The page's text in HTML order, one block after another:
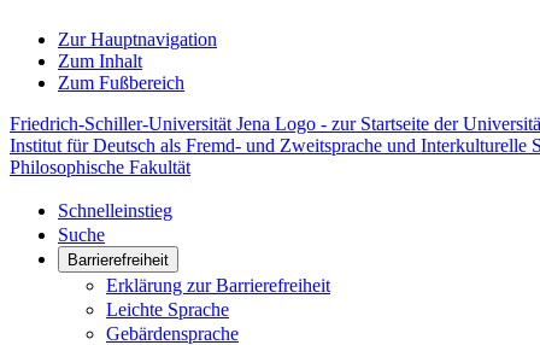
Zur Hauptnavigation
Zum Inhalt
Zum Fußbereich
Friedrich-Schiller-Universität Jena Logo - zur Startseite der
Institut für Deutsch als Fremd- und Zweitsprache und Interkulturelle
Philosophische Fakultät
Schnelleinstieg
Suche
Barrierefreiheit
Erklärung zur Barrierefreiheit
Leichte Sprache
Gebärdensprache